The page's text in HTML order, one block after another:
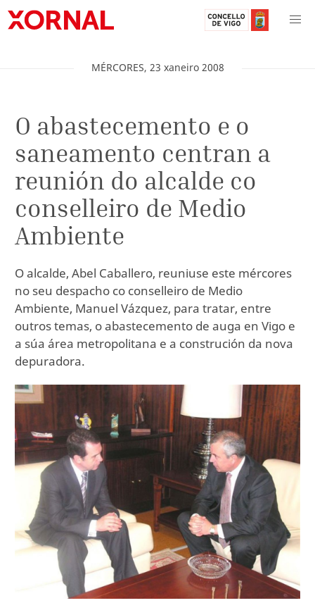
MÉRCORES, 23 xaneiro 2008
O abastecemento e o
saneamento centran a
reunión do alcalde co
conselleiro de Medio
Ambiente
O alcalde, Abel Caballero, reuniuse este mércores
no seu despacho co conselleiro de Medio
Ambiente, Manuel Vázquez, para tratar, entre
outros temas, o abastecemento de auga en Vigo e
a súa área metropolitana e a construción da nova
depuradora.